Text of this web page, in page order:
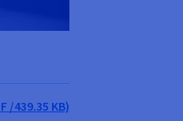
/439.35 KB)